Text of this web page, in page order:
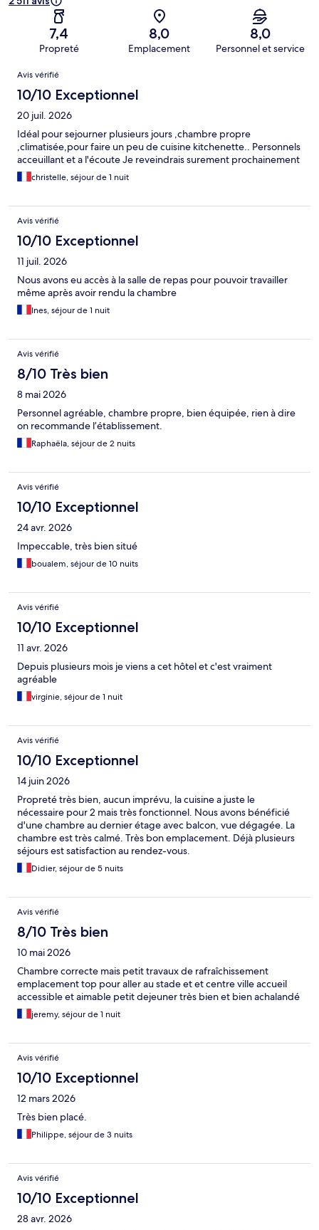
7,4
Propreté
8,0
Emplacement
8,0
Personnel et service
Avis
Avis vérifié
10/10 Exceptionnel
20 juil. 2026
Idéal pour sejourner plusieurs jours ,chambre propre
,climatisée,pour faire un peu de cuisine kitchenette.. Personnels
acceuillant et a l'écoute Je reveindrais surement prochainement
christelle, séjour de 1 nuit
Avis vérifié
10/10 Exceptionnel
11 juil. 2026
Nous avons eu accès à la salle de repas pour pouvoir travailler
même après avoir rendu la chambre
Ines, séjour de 1 nuit
Avis vérifié
8/10 Très bien
8 mai 2026
Personnel agréable, chambre propre, bien équipée, rien à dire
on recommande l’établissement.
Raphaëla, séjour de 2 nuits
Avis vérifié
10/10 Exceptionnel
24 avr. 2026
Impeccable, très bien situé
boualem, séjour de 10 nuits
Avis vérifié
10/10 Exceptionnel
11 avr. 2026
Depuis plusieurs mois je viens a cet hôtel et c'est vraiment
agréable
virginie, séjour de 1 nuit
Avis vérifié
10/10 Exceptionnel
14 juin 2026
Propreté très bien, aucun imprévu, la cuisine a juste le
nécessaire pour 2 mais très fonctionnel. Nous avons bénéficié
d'une chambre au dernier étage avec balcon, vue dégagée. La
chambre est très calmé. Très bon emplacement. Déjà plusieurs
séjours est satisfaction au rendez-vous.
Didier, séjour de 5 nuits
Avis vérifié
8/10 Très bien
10 mai 2026
Chambre correcte mais petit travaux de rafraîchissement
emplacement top pour aller au stade et et centre ville accueil
accessible et aimable petit dejeuner très bien et bien achalandé
jeremy, séjour de 1 nuit
Avis vérifié
10/10 Exceptionnel
12 mars 2026
Très bien placé.
Philippe, séjour de 3 nuits
Avis vérifié
10/10 Exceptionnel
28 avr. 2026